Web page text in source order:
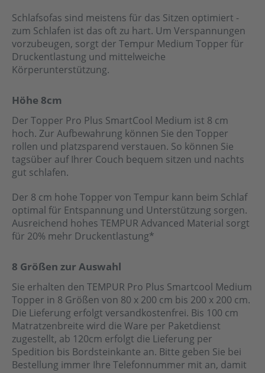
Schlafsofas sind meistens für das Sitzen optimiert -
zum Schlafen ist das oft zu hart. Um Verspannungen
vorzubeugen, sorgt der Tempur Medium Topper für
Druckentlastung und mittelweiche
Körperunterstützung.
Höhe 8cm
Der Topper Pro Plus SmartCool Medium ist 8 cm
hoch. Zur Aufbewahrung können Sie den Topper
rollen und platzsparend verstauen. So können Sie
tagsüber auf Ihrer Couch bequem sitzen und nachts
gut schlafen.
Der 8 cm hohe Topper von Tempur kann beim Schlaf
optimal für Entspannung und Unterstützung sorgen.
Ausreichend hohes TEMPUR Advanced Material sorgt
für 20% mehr Druckentlastung*
8 Größen zur Auswahl
Sie erhalten den TEMPUR Pro Plus Smartcool Medium
Topper in 8 Größen von 80 x 200 cm bis 200 x 200 cm.
Die Lieferung erfolgt versandkostenfrei. Bis 100 cm
Matratzenbreite wird die Ware per Paketdienst
zugestellt, ab 120cm erfolgt die Lieferung per
Spedition bis Bordsteinkante an. Bitte geben Sie bei
Bestellung immer Ihre Telefonnummer mit an, damit